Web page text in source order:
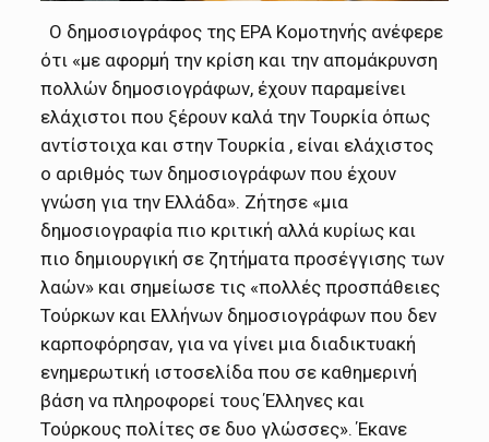
Ο δημοσιογράφος της ΕΡΑ Κομοτηνής ανέφερε
ότι «με αφορμή την κρίση και την απομάκρυνση
πολλών δημοσιογράφων, έχουν παραμείνει
ελάχιστοι που ξέρουν καλά την Τουρκία όπως
αντίστοιχα και στην Τουρκία , είναι ελάχιστος
ο αριθμός των δημοσιογράφων που έχουν
γνώση για την Ελλάδα». Ζήτησε «μια
δημοσιογραφία πιο κριτική αλλά κυρίως και
πιο δημιουργική σε ζητήματα προσέγγισης των
λαών» και σημείωσε τις «πολλές προσπάθειες
Τούρκων και Ελλήνων δημοσιογράφων που δεν
καρποφόρησαν, για να γίνει μια διαδικτυακή
ενημερωτική ιστοσελίδα που σε καθημερινή
βάση να πληροφορεί τους Έλληνες και
Τούρκους πολίτες σε δυο γλώσσες». Έκανε